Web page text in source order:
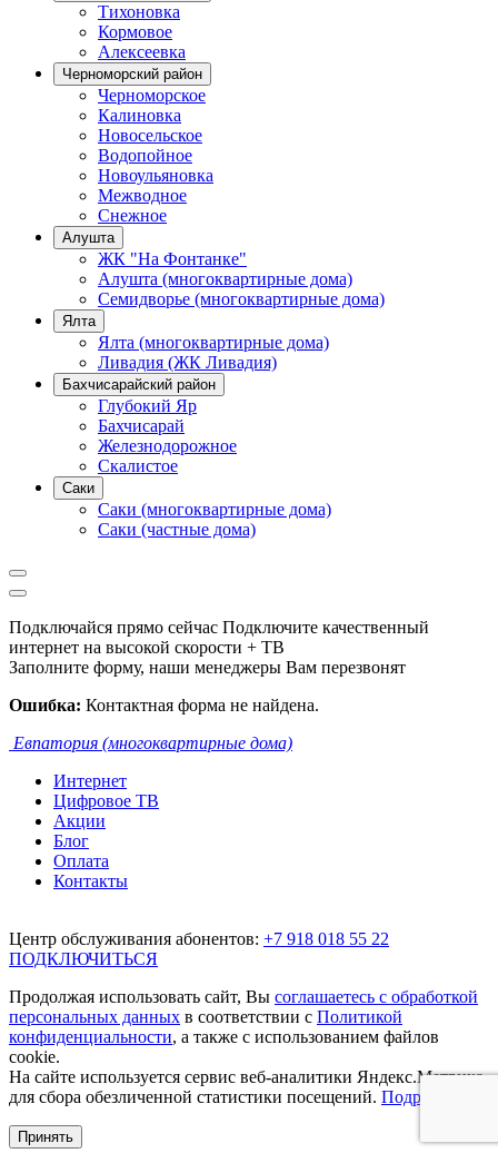
Тихоновка
Кормовое
Алексеевка
Черноморский район
Черноморское
Калиновка
Новосельское
Водопойное
Новоульяновка
Межводное
Снежное
Алушта
ЖК "На Фонтанке"
Алушта (многоквартирные дома)
Семидворье (многоквартирные дома)
Ялта
Ялта (многоквартирные дома)
Ливадия (ЖК Ливадия)
Бахчисарайский район
Глубокий Яр
Бахчисарай
Железнодорожное
Скалистое
Саки
Саки (многоквартирные дома)
Саки (частные дома)
Подключайся прямо сейчас Подключите качественный
интернет на высокой скорости + ТВ
Заполните форму, наши менеджеры Вам перезвонят
Ошибка: Контактная форма не найдена.
Евпатория (многоквартирные дома)
Интернет
Цифровое ТВ
Акции
Блог
Оплата
Контакты
Центр обслуживания абонентов: +7 918 018 55 22
ПОДКЛЮЧИТЬСЯ
Продолжая использовать сайт, Вы соглашаетесь с обработкой
персональных данных в соответствии с Политикой
конфиденциальности, а также с использованием файлов
cookie.
На сайте используется сервис веб-аналитики Яндекс.Метрика,
для сбора обезличенной статистики посещений. Подробнее.
Принять